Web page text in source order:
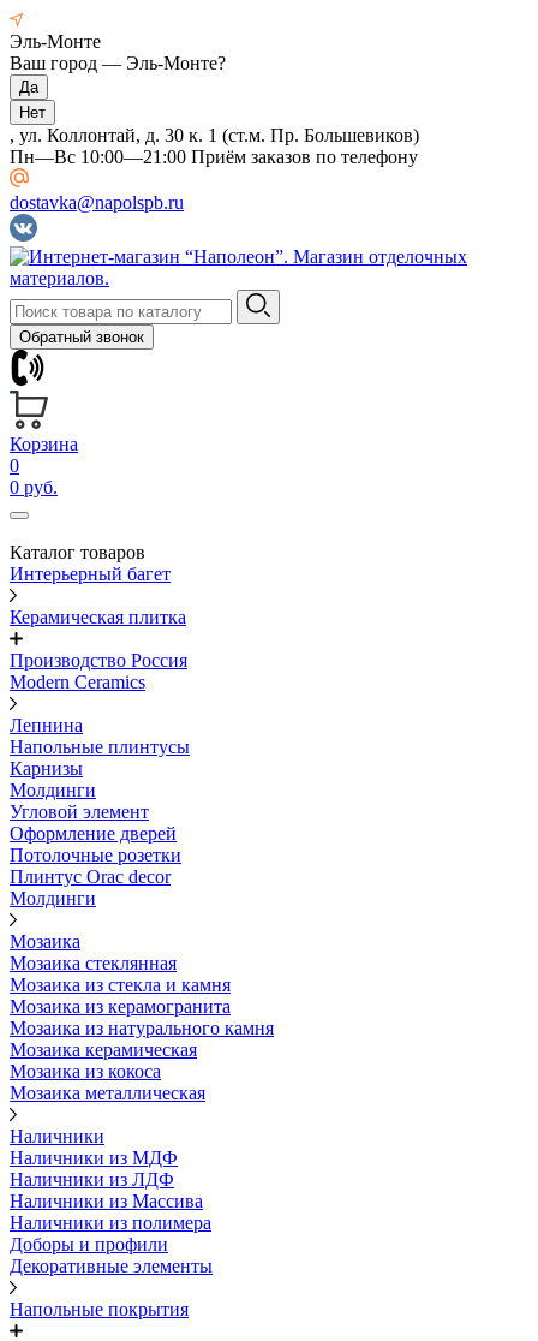
Эль-Монте
Ваш город — Эль-Монте?
, ул. Коллонтай, д. 30 к. 1 (ст.м. Пр. Большевиков)
Пн—Вс 10:00—21:00 Приём заказов по телефону
dostavka@napolspb.ru
Обратный звонок
Корзина
0
0 руб.
Каталог товаров
Интерьерный багет
Керамическая плитка
Производство Россия
Modern Ceramics
Лепнина
Напольные плинтусы
Карнизы
Молдинги
Угловой элемент
Оформление дверей
Потолочные розетки
Плинтус Orac decor
Молдинги
Мозаика
Мозаика стеклянная
Мозаика из стекла и камня
Мозаика из керамогранита
Мозаика из натурального камня
Мозаика керамическая
Мозаика из кокоса
Мозаика металлическая
Наличники
Наличники из МДФ
Наличники из ЛДФ
Наличники из Массива
Наличники из полимера
Доборы и профили
Декоративные элементы
Напольные покрытия